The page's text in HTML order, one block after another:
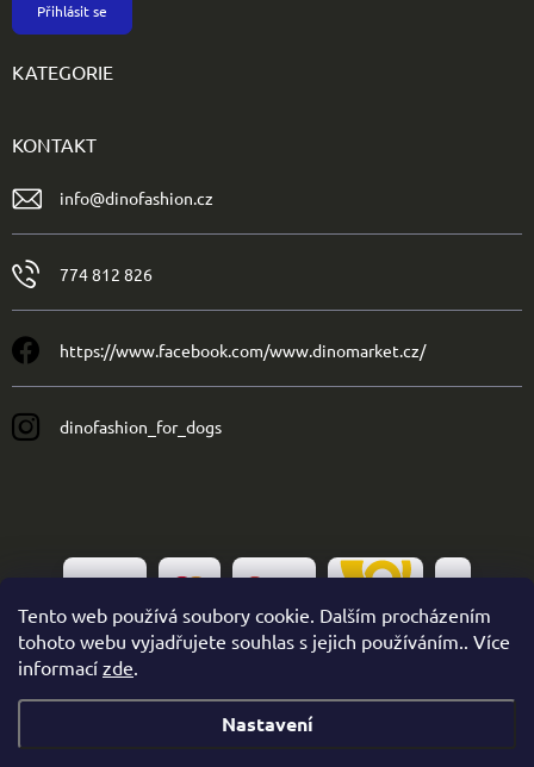
Tento web používá soubory cookie. Dalším procházením
tohoto webu vyjadřujete souhlas s jejich používáním.. Více
informací zde.
Nastavení
Přihlásit se
KATEGORIE
KONTAKT
info@dinofashion.cz
774 812 826
https://www.facebook.com/www.dinomarket.cz/
dinofashion_for_dogs